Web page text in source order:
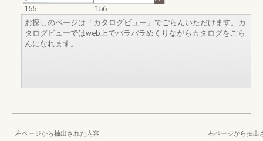
155
156
お探しのページは「カタログビュー」でごらんいただけます。カ
タログビューではweb上でパラパラめくりながらカタログをごら
んになれます。
左ページから抽出された内容
右ページから抽出